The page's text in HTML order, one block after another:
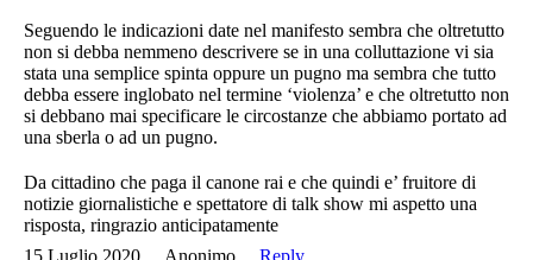
Seguendo le indicazioni date nel manifesto sembra che oltretutto
non si debba nemmeno descrivere se in una colluttazione vi sia
stata una semplice spinta oppure un pugno ma sembra che tutto
debba essere inglobato nel termine ‘violenza’ e che oltretutto non
si debbano mai specificare le circostanze che abbiamo portato ad
una sberla o ad un pugno.
Da cittadino che paga il canone rai e che quindi e’ fruitore di
notizie giornalistiche e spettatore di talk show mi aspetto una
risposta, ringrazio anticipatamente